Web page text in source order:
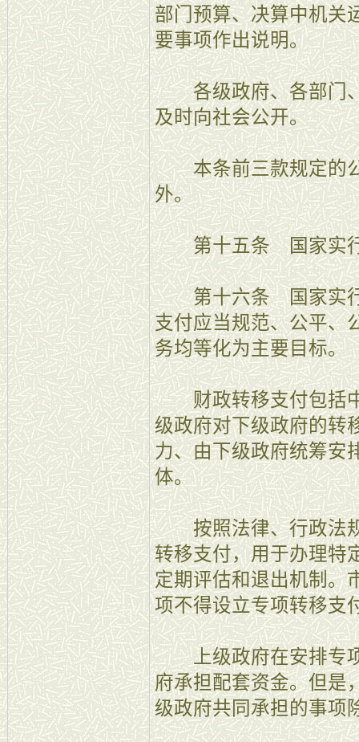
部门预算、决算中机关
要事项作出说明。
各级政府、各部门、
及时向社会公开。
本条前三款规定的公
外。
第十五条 国家实行
第十六条 国家实行
支付应当规范、公平、
务均等化为主要目标。
财政转移支付包括中
级政府对下级政府的转
力、由下级政府统筹安
体。
按照法律、行政法规
转移支付，用于办理特
定期评估和退出机制。
项不得设立专项转移支
上级政府在安排专项
府承担配套资金。但是
级政府共同承担的事项